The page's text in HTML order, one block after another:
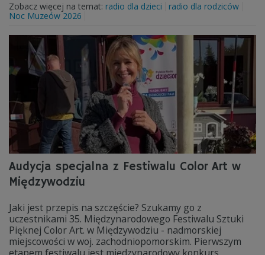
Zobacz więcej na temat: radio dla dzieci
radio dla rodziców
Noc Muzeów 2026
Audycja specjalna z Festiwalu Color Art w
Międzywodziu
Jaki jest przepis na szczęście? Szukamy go z
uczestnikami 35. Międzynarodowego Festiwalu Sztuki
Pięknej Color Art. w Międzywodziu - nadmorskiej
miejscowości w woj. zachodniopomorskim. Pierwszym